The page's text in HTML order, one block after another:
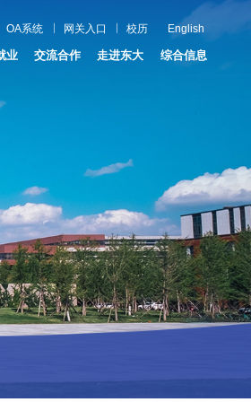
OA系统 网关入口 校历 English
业 交流合作 走进东大 综合信息